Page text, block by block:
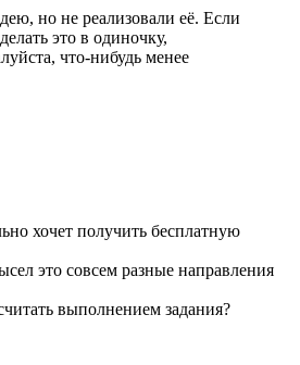
но не реализовали её. Если
это в одиночку,
что-нибудь менее
хочет получить бесплатную
это совсем разные направления
выполнением задания?